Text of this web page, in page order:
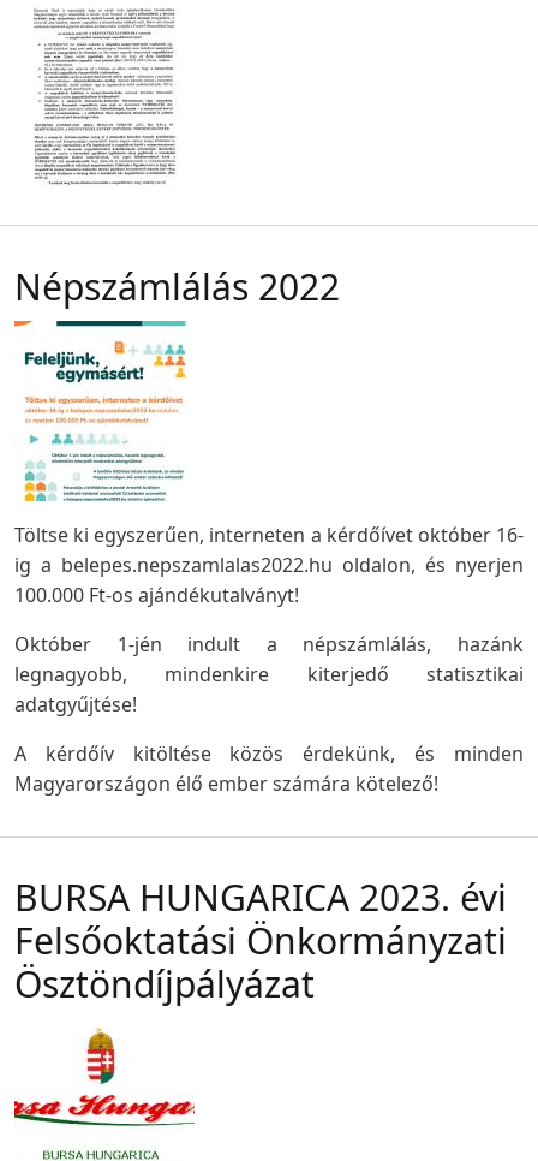
Népszámlálás 2022
Töltse ki egyszerűen, interneten a kérdőívet október 16-
ig a belepes.nepszamlalas2022.hu oldalon, és nyerjen
100.000 Ft-os ajándékutalványt!
Október 1-jén indult a népszámlálás, hazánk
legnagyobb, mindenkire kiterjedő statisztikai
adatgyűjtése!
A kérdőív kitöltése közös érdekünk, és minden
Magyarországon élő ember számára kötelező!
BURSA HUNGARICA 2023. évi
Felsőoktatási Önkormányzati
Ösztöndíjpályázat